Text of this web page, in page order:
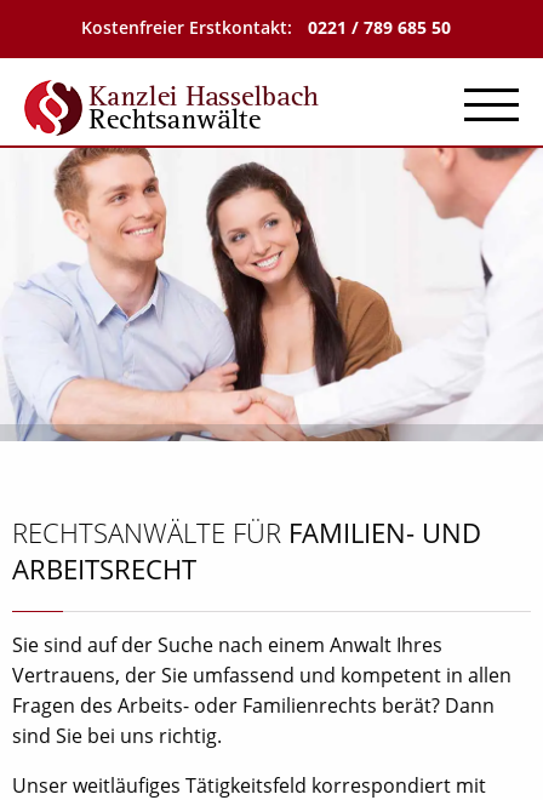
Kostenfreier Erstkontakt: 0221 / 789 685 50
RECHTSANWÄLTE FÜR FAMILIEN- UND
ARBEITSRECHT
Sie sind auf der Suche nach einem Anwalt Ihres
Vertrauens, der Sie umfassend und kompetent in allen
Fragen des Arbeits- oder Familienrechts berät? Dann
sind Sie bei uns richtig.
Unser weitläufiges Tätigkeitsfeld korrespondiert mit